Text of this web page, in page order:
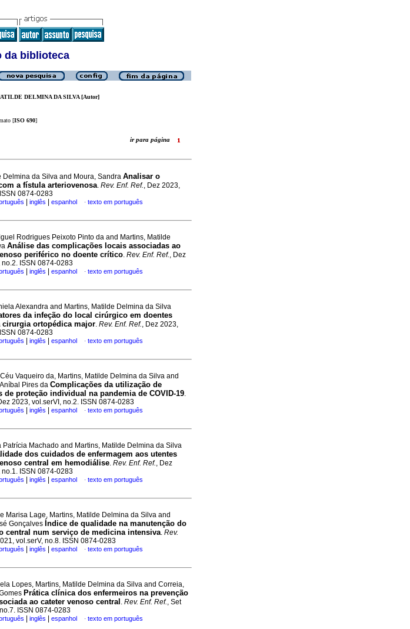
da biblioteca
DELMINA DA SILVA [Autor]
[ISO 690]
ir para página
Delmina da Silva and Moura, Sandra Analisar o
a fístula arteriovenosa. Rev. Enf. Ref., Dez 2023,
0874-0283
inglês espanhol · texto em português
Rodrigues Peixoto Pinto da and Martins, Matilde
Análise das complicações locais associadas ao
periférico no doente crítico. Rev. Enf. Ref., Dez
ISSN 0874-0283
inglês espanhol · texto em português
Alexandra and Martins, Matilde Delmina da Silva
da infeção do local cirúrgico em doentes
cirurgia ortopédica major. Rev. Enf. Ref., Dez 2023,
0874-0283
inglês espanhol · texto em português
Vaqueiro da, Martins, Matilde Delmina da Silva and
Pires da Complicações da utilização de
de proteção individual na pandemia de COVID-19.
2023, vol.serVI, no.2. ISSN 0874-0283
inglês espanhol · texto em português
Patrícia Machado and Martins, Matilde Delmina da Silva
dos cuidados de enfermagem aos utentes
central em hemodiálise. Rev. Enf. Ref., Dez
ISSN 0874-0283
inglês espanhol · texto em português
Marisa Lage, Martins, Matilde Delmina da Silva and
Gonçalves Índice de qualidade na manutenção do
central num serviço de medicina intensiva. Rev.
vol.serV, no.8. ISSN 0874-0283
inglês espanhol · texto em português
Lopes, Martins, Matilde Delmina da Silva and Correia,
Prática clínica dos enfermeiros na prevenção
ao cateter venoso central . Rev. Enf. Ref., Set
ISSN 0874-0283
inglês espanhol · texto em português